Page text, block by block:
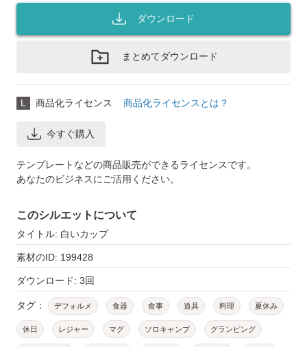
ダウンロード
まとめてダウンロード
L 商品化ライセンス 商品化ライセンスとは？
今すぐ購入
テンプレートなどの商品販売ができるライセンスです。
あなたのビジネスにご活用ください。
このシルエットについて
タイトル: 白いカップ
素材のID: 199428
ダウンロード: 3回
タグ： デフォルメ 食器 食事 道具 料理 夏休み
休日 レジャー マグ ソロキャンプ グランピング